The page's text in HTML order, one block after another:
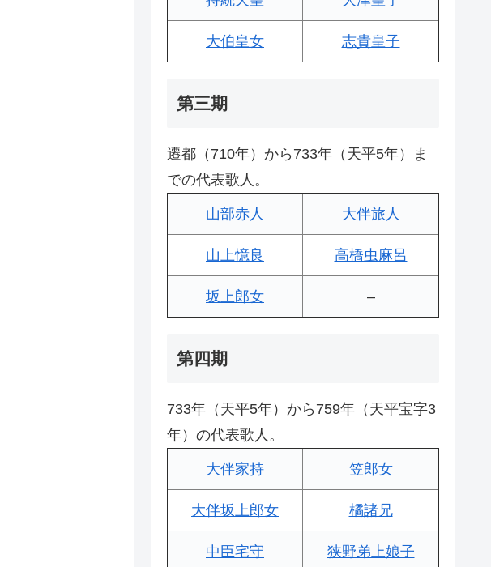
大伯皇女 志貴皇子
第三期
遷都（710年）から733年（天平5年）ま
での代表歌人。
山部赤人 大伴旅人
山上憶良 高橋虫麻呂
坂上郎女 –
第四期
733年（天平5年）から759年（天平宝字3
年）の代表歌人。
大伴家持 笠郎女
大伴坂上郎女 橘諸兄
中臣宅守 狭野弟上娘子